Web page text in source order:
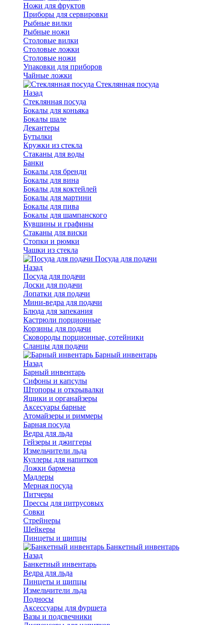
Ножи для фруктов
Приборы для сервировки
Рыбные вилки
Рыбные ножи
Столовые вилки
Столовые ложки
Столовые ножи
Упаковки для приборов
Чайные ложки
Стеклянная посуда
Назад
Стеклянная посуда
Бокалы для коньяка
Бокалы шале
Декантеры
Бутылки
Кружки из стекла
Стаканы для воды
Банки
Бокалы для бренди
Бокалы для вина
Бокалы для коктейлей
Бокалы для мартини
Бокалы для пива
Бокалы для шампанского
Кувшины и графины
Стаканы для виски
Стопки и рюмки
Чашки из стекла
Посуда для подачи
Назад
Посуда для подачи
Доски для подачи
Лопатки для подачи
Мини-ведра для подачи
Блюда для запекания
Кастрюли порционные
Корзины для подачи
Сковороды порционные, сотейники
Сланцы для подачи
Барный инвентарь
Назад
Барный инвентарь
Сифоны и капсулы
Штопоры и открывалки
Ящики и органайзеры
Аксесуары барные
Атомайзеры и риммеры
Барная посуда
Ведра для льда
Гейзеры и джиггеры
Измельчители льда
Куллеры для напитков
Ложки бармена
Мадлеры
Мерная посуда
Питчеры
Прессы для цитрусовых
Совки
Стрейнеры
Шейкеры
Пинцеты и щипцы
Банкетный инвентарь
Назад
Банкетный инвентарь
Ведра для льда
Пинцеты и щипцы
Измельчители льда
Подносы
Аксессуары для фуршета
Вазы и подсвечники